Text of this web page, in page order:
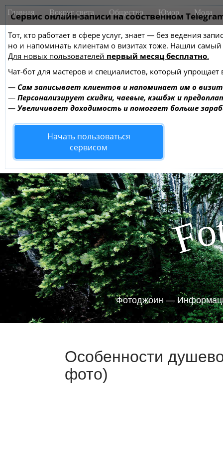
Сервис онлайн-записи на собственном
Тот, кто работает в сфере услуг, знает — без ведения
но и напоминать клиентам о визитах тоже. Нашли
Для новых пользователей первый месяц бесплатно.
Чат-бот для мастеров и специалистов, который упрощает
— Сам записывает клиентов и напоминает им о
— Персонализирует скидки, чаевые, кэшбэк и
— Увеличивает доходимость и помогает больше
Начать пользоваться
сервисом
M
a
n
m
e
n
u
i
Главная Вокруг света Общество Юмор Мода
Fo
Фотоджоин —
Особенности
фото)